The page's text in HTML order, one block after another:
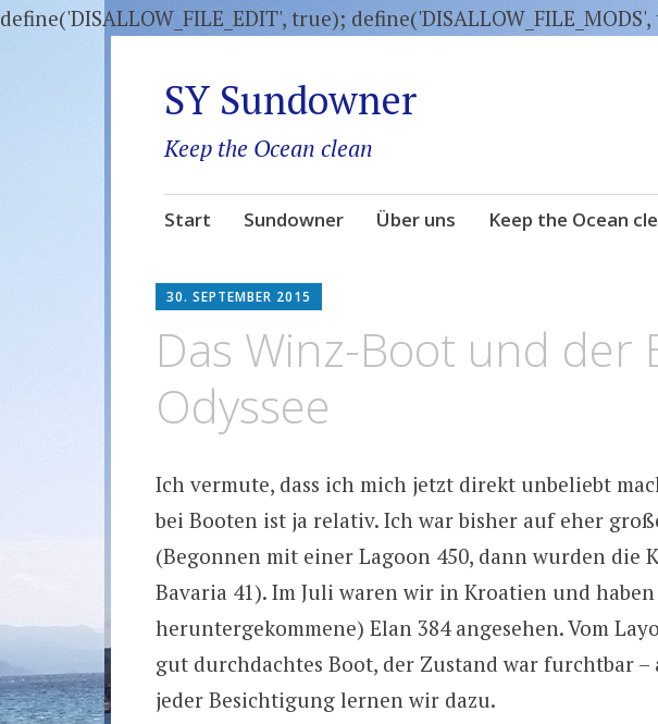
define('DISALLOW_FILE_EDIT', true);
SY Sundowner
Keep the Ocean clean
Zum
Start Sundowner Über uns Keep the Ocean
30. SEPTEMBER 2015
Das Winz-Boot und der
Odyssee
Ich vermute, dass ich mich jetzt direkt unbeliebt
bei Booten ist ja relativ. Ich war bisher auf eher
(Begonnen mit einer Lagoon 450, dann wurden die
Bavaria 41). Im Juli waren wir in Kroatien und
heruntergekommene) Elan 384 angesehen. Vom
gut durchdachtes Boot, der Zustand war furchtbar –
jeder Besichtigung lernen wir dazu.